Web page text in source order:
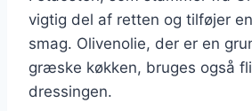
vigtig del af retten og tilføjer
smag. Olivenolie, der er en
græske køkken, bruges også
dressingen.